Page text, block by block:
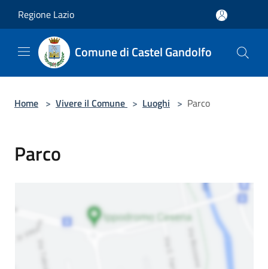
Regione Lazio
Comune di Castel Gandolfo
Home > Vivere il Comune > Luoghi > Parco
Parco